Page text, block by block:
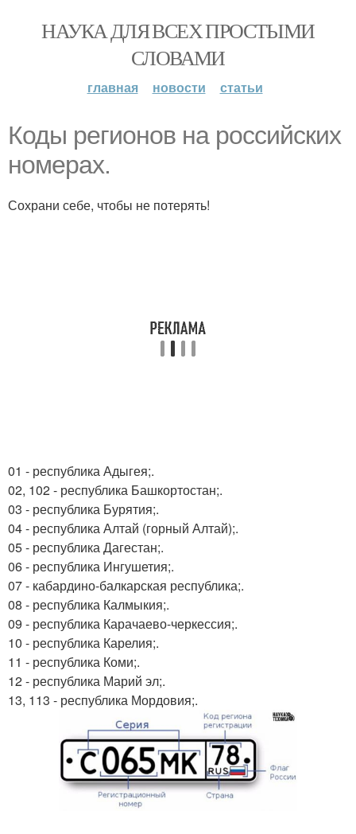
НАУКА ДЛЯ ВСЕХ ПРОСТЫМИ
СЛОВАМИ
главная новости статьи
Коды регионов на российских
номерах.
Сохрани себе, чтобы не потерять!
01 - республика Адыгея;.
02, 102 - республика Башкортостан;.
03 - республика Бурятия;.
04 - республика Алтай (горный Алтай);.
05 - республика Дагестан;.
06 - республика Ингушетия;.
07 - кабардино-балкарская республика;.
08 - республика Калмыкия;.
09 - республика Карачаево-черкессия;.
10 - республика Карелия;.
11 - республика Коми;.
12 - республика Марий эл;.
13, 113 - республика Мордовия;.